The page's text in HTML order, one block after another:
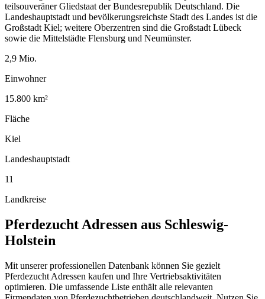
teilsouveräner Gliedstaat der Bundesrepublik Deutschland. Die
Landeshauptstadt und bevölkerungsreichste Stadt des Landes ist die
Großstadt Kiel; weitere Oberzentren sind die Großstadt Lübeck
sowie die Mittelstädte Flensburg und Neumünster.
2,9 Mio.
Einwohner
15.800 km²
Fläche
Kiel
Landeshauptstadt
11
Landkreise
Pferdezucht Adressen aus Schleswig-
Holstein
Mit unserer professionellen Datenbank können Sie gezielt
Pferdezucht Adressen kaufen und Ihre Vertriebsaktivitäten
optimieren. Die umfassende Liste enthält alle relevanten